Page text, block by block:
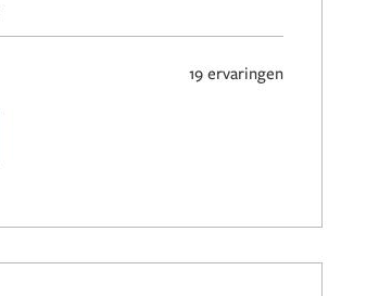
19 ervaringen